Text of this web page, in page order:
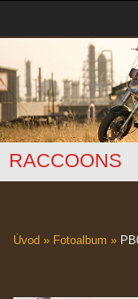
RACCOONS
Úvod » Fotoalbum »